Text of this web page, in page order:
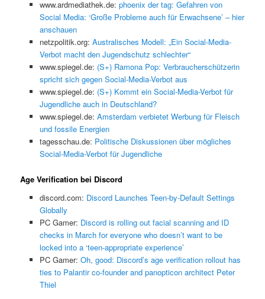
www.ardmediathek.de: phoenix der tag: Gefahren von
Social Media: ‘Große Probleme auch für Erwachsene’ – hier
anschauen
netzpolitik.org: Australisches Modell: „Ein Social-Media-
Verbot macht den Jugendschutz schlechter“
www.spiegel.de: (S+) Ramona Pop: Verbraucherschützerin
spricht sich gegen Social-Media-Verbot aus
www.spiegel.de: (S+) Kommt ein Social-Media-Verbot für
Jugendliche auch in Deutschland?
www.spiegel.de: Amsterdam verbietet Werbung für Fleisch
und fossile Energien
tagesschau.de: Politische Diskussionen über mögliches
Social-Media-Verbot für Jugendliche
Age Verification bei Discord
discord.com: Discord Launches Teen-by-Default Settings
Globally
PC Gamer: Discord is rolling out facial scanning and ID
checks in March for everyone who doesn’t want to be
locked into a ‘teen-appropriate experience’
PC Gamer: Oh, good: Discord’s age verification rollout has
ties to Palantir co-founder and panopticon architect Peter
Thiel